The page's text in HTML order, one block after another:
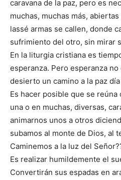
caravana de la paz, pero es
muchas, muchas más,
lassé armas se callen, donde
sufrimiento del otro, sin mirar
En la liturgia cristiana es
esperanza. Pero esperanza
desierto un camino a la paz
Es hacer posible que se reúna
una o en muchas, diversas,
animarnos unos a otros
subamos al monte de Dios, al
Caminemos a la luz del
Es realizar humildemente el
Convertirán sus espadas en